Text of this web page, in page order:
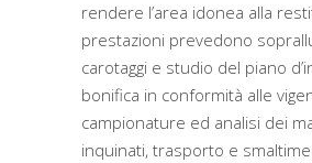
rendere l’area idonea alla
prestazioni prevedono
carotaggi e studio del piano
bonifica in conformità alle
campionature ed analisi dei
inquinati, trasporto e